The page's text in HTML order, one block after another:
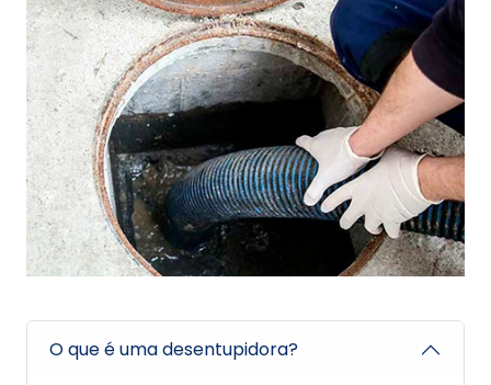
O que é uma desentupidora?